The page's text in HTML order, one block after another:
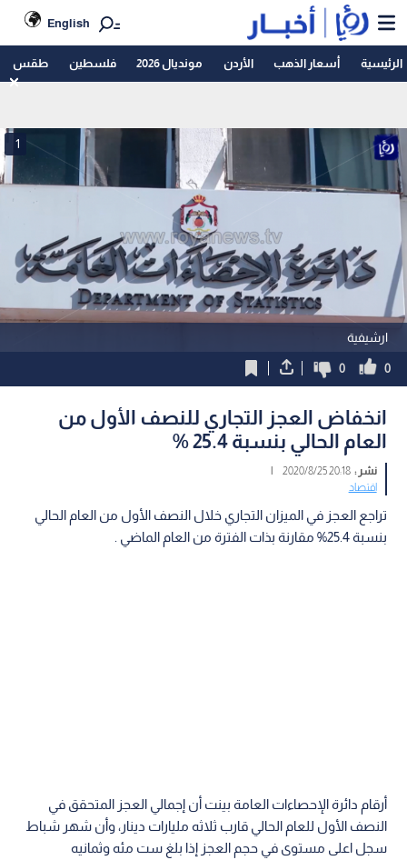
English
الرئيسية أسعار الذهب الأردن مونديال 2026 فلسطين طقس
ارشيفية
1
0
0
انخفاض العجز التجاري للنصف الأول من
العام الحالي بنسبة 25.4 %
نشر :20:18 2020/8/25
|
اقتصاد
تراجع العجز في الميزان التجاري خلال النصف الأول من العام الحالي
بنسبة 25.4% مقارنة بذات الفترة من العام الماضي .
أرقام دائرة الإحصاءات العامة بينت أن إجمالي العجز المتحقق في
النصف الأول للعام الحالي قارب ثلاثه مليارات دينار، وأن شهر شباط
سجل اعلى مستوى في حجم العجز إذا بلغ ست مئه وثمانيه